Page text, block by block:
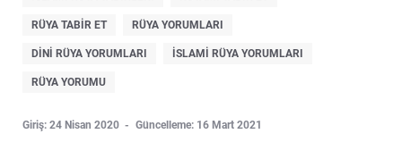
RÜYA TABIR ET RÜYA YORUMLARI
DINI RÜYA YORUMLARI ISLAMI RÜYA YORUMLARI
RÜYA YORUMU
Giriş: 24 Nisan 2020 Güncelleme: 16 Mart 2021